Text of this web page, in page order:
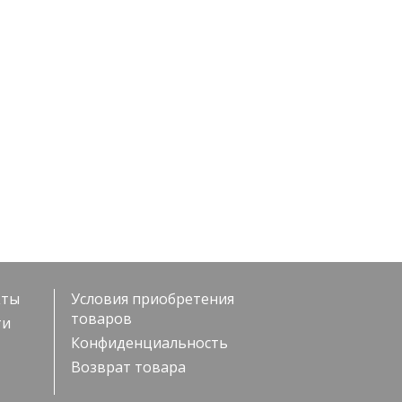
Условия приобретения
товаров
Конфиденциальность
Возврат товара